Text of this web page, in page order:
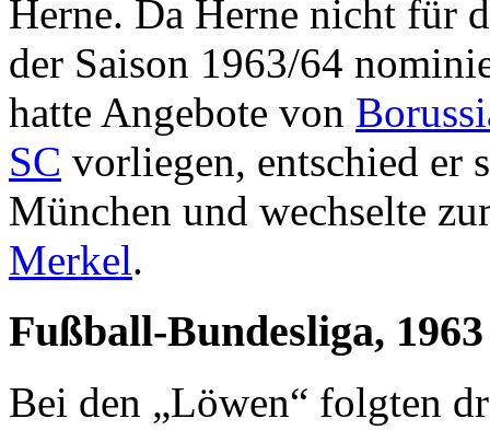
Herne. Da Herne nicht für
der Saison 1963/64
hatte Angebote von
SC vorliegen, entschied er
München und wechselte
Merkel.
Fußball-Bundesliga,
Bei den „Löwen“ folgten